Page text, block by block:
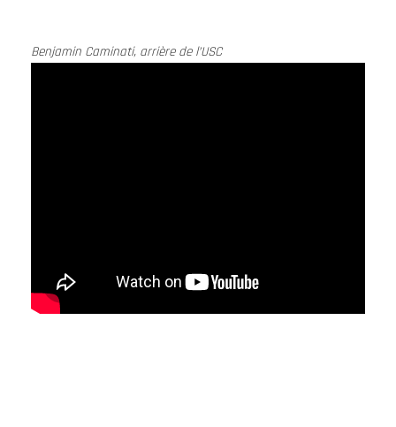
Benjamin Caminati, arrière de l’USC